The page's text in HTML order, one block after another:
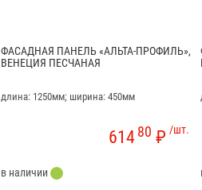
ФАСАДНАЯ ПАНЕЛЬ «АЛЬТА-ПРОФИЛЬ»,
ВЕНЕЦИЯ ПЕСЧАНАЯ
длина: 1250мм; ширина: 450мм
/шт.
61480 ₽
в наличии